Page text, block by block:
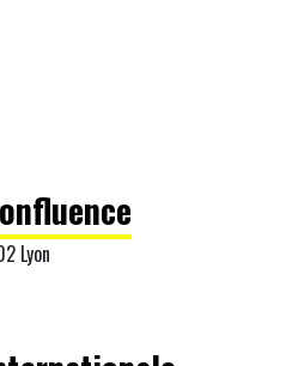
Lyon